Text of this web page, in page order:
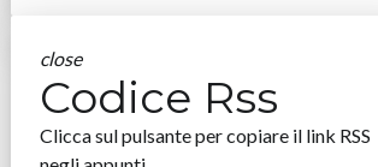
close
Codice Rss
Clicca sul pulsante per copiare il link RSS